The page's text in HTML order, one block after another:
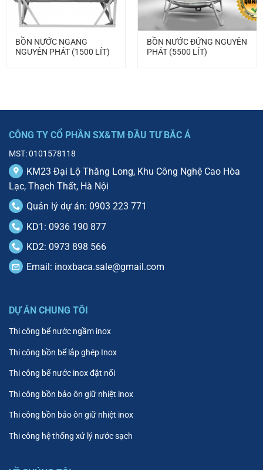
BỒN NƯỚC NGANG
NGUYÊN PHÁT (1500 LÍT)
BỒN NƯỚC ĐỨNG NGUYÊN
PHÁT (5500 LÍT)
CÔNG TY CỔ PHẦN SX&TM ĐẦU TƯ BẮC Á
MST: 0101578118
KM23 Đại Lộ Thăng Long, Khu Công Nghệ Cao Hòa
Lạc, Thạch Thất, Hà Nội
Quản lý dự án: 0903 223 771
KD1: 0936 190 877
KD2: 0973 898 566
Email: inoxbaca.sale@gmail.com
DỰ ÁN CHUNG TÔI
Thi công bể nước ngầm inox
Thi công bồn bể lắp ghép Inox
Thi công bể nước inox đặt nối
Thi công bồn bảo ôn giữ nhiệt inox
Thi công bồn bảo ôn giữ nhiệt inox
Thi công hệ thống xử lý nước sạch